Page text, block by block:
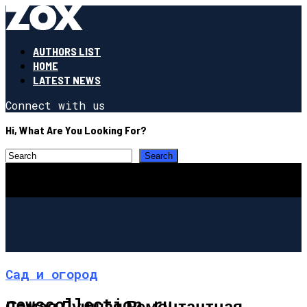
AUTHORS LIST
HOME
LATEST NEWS
Connect with us
Hi, What Are You Looking For?
Сад и огород